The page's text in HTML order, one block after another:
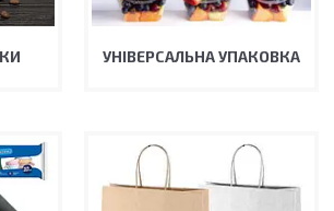
УНІВЕРСАЛЬНА УПАКОВКА